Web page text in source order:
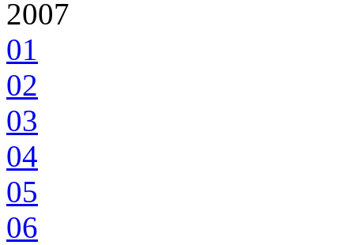
2007
01
02
03
04
05
06